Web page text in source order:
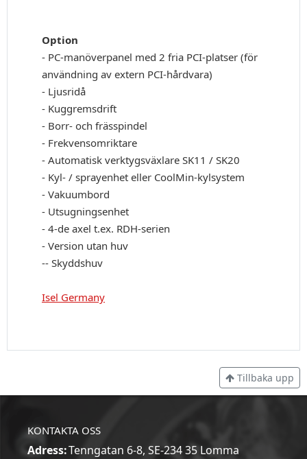
Option
- PC-manöverpanel med 2 fria PCI-platser (för
användning av extern PCI-hårdvara)
- Ljusridå
- Kuggremsdrift
- Borr- och frässpindel
- Frekvensomriktare
- Automatisk verktygsväxlare SK11 / SK20
- Kyl- / sprayenhet eller CoolMin-kylsystem
- Vakuumbord
- Utsugningsenhet
- 4-de axel t.ex. RDH-serien
- Version utan huv
-- Skyddshuv
Isel Germany
Tillbaka upp
KONTAKTA OSS
Adress:Tenngatan 6-8, SE-234 35 Lomma